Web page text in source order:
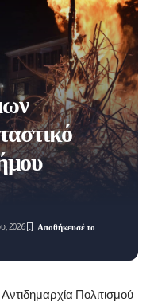
2026
Πολιτισμού